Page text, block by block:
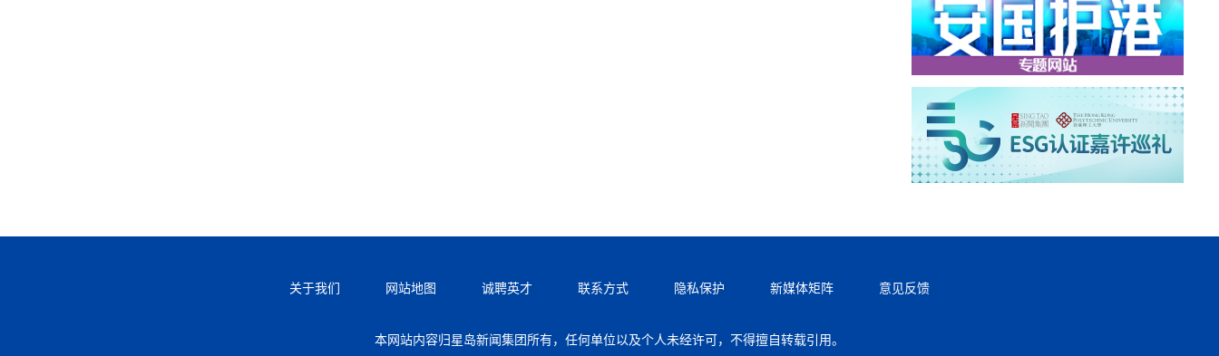
关于我们 网站地图 诚聘英才 联系方式 隐私保护 新媒体矩阵 意见反馈
本网站内容归星岛新闻集团所有，任何单位以及个人未经许可，不得擅自转载引用。